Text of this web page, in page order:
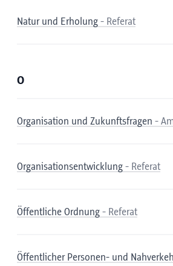
Natur und Erholung - Referat
O
Organisation und Zukunftsfragen -
Organisationsentwicklung - Referat
Öffentliche Ordnung - Referat
Öffentlicher Personen- und